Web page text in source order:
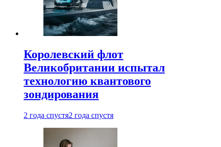
Королевский флот
Великобритании испытал
технологию квантового
зондирования
2 года спустя2 года спустя